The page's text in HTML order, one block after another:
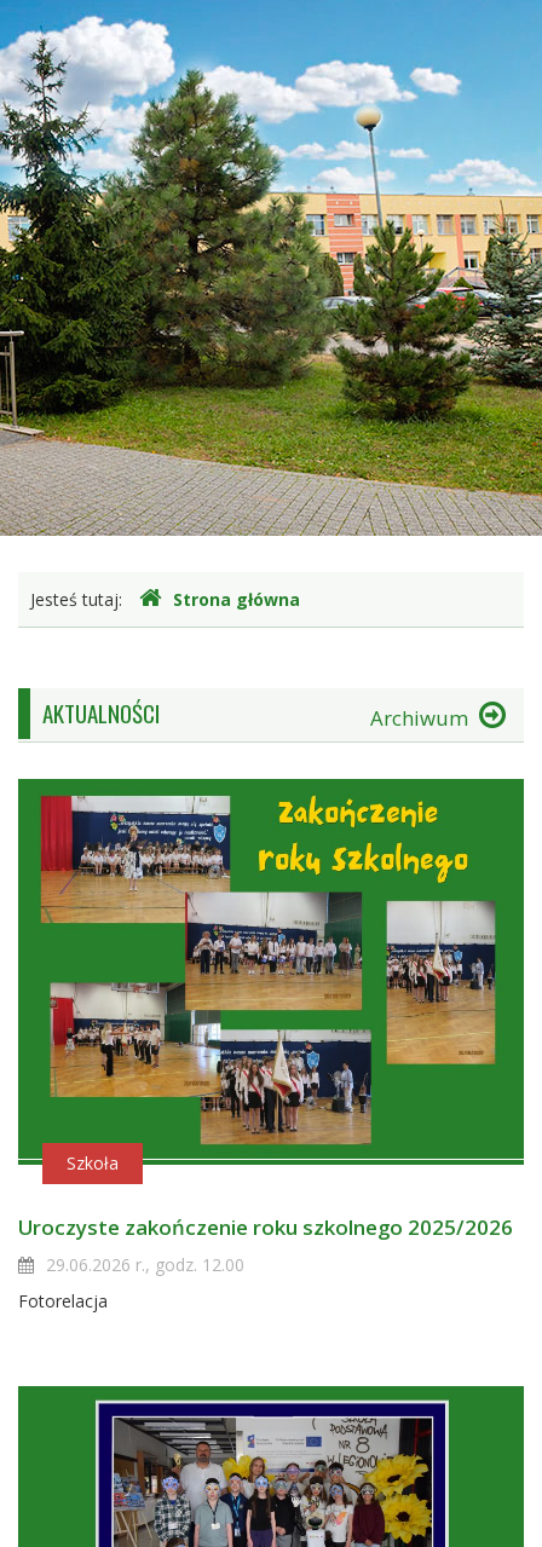
Gdzie
jesteśmy
Jesteś tutaj: Strona główna
AKTUALNOŚCI Archiwum
Szkoła
Uroczyste zakończenie roku szkolnego 2025/2026
29.06.2026 r., godz. 12.00
Fotorelacja